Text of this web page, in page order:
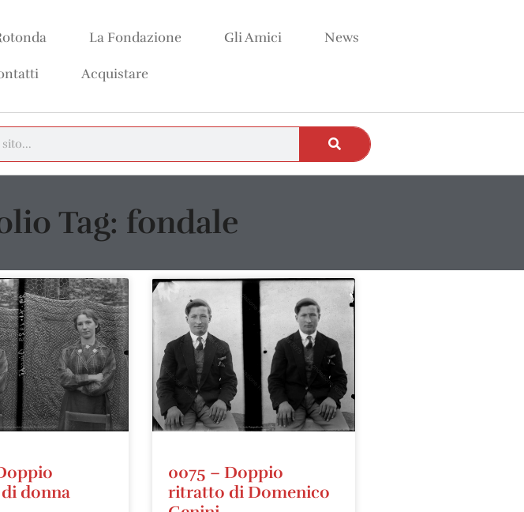
La Fondazione Gli Amici News
Acquistare
Tag: fondale
donna
0075 – Doppio
ritratto di Domenico